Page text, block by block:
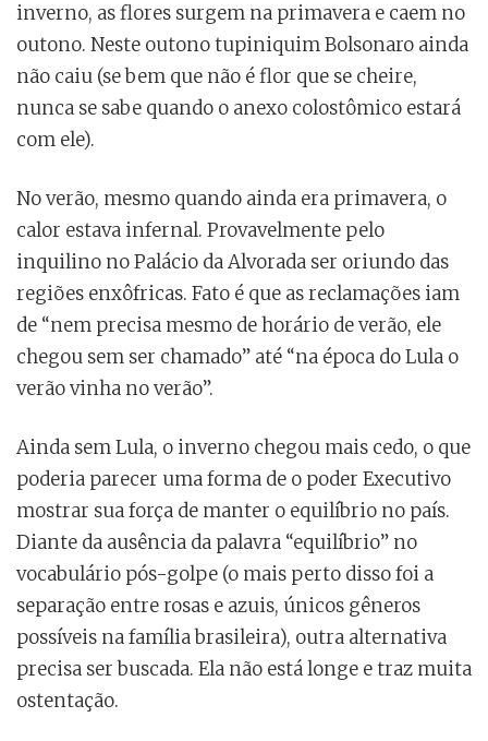
inverno, as flores surgem na primavera e caem no
outono. Neste outono tupiniquim Bolsonaro ainda
não caiu (se bem que não é flor que se cheire,
nunca se sabe quando o anexo colostômico estará
com ele).
No verão, mesmo quando ainda era primavera, o
calor estava infernal. Provavelmente pelo
inquilino no Palácio da Alvorada ser oriundo das
regiões enxôfricas. Fato é que as reclamações iam
de “nem precisa mesmo de horário de verão, ele
chegou sem ser chamado” até “na época do Lula o
verão vinha no verão”.
Ainda sem Lula, o inverno chegou mais cedo, o que
poderia parecer uma forma de o poder Executivo
mostrar sua força de manter o equilíbrio no país.
Diante da ausência da palavra “equilíbrio” no
vocabulário pós-golpe (o mais perto disso foi a
separação entre rosas e azuis, únicos gêneros
possíveis na família brasileira), outra alternativa
precisa ser buscada. Ela não está longe e traz muita
ostentação.